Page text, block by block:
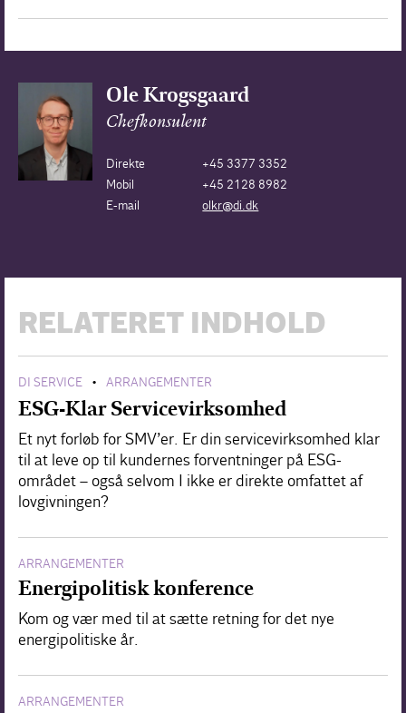
Ole Krogsgaard
Chefkonsulent
Direkte
+45 3377 3352
Mobil
+45 2128 8982
E-mail
olkr@di.dk
RELATERET INDHOLD
DI SERVICE • ARRANGEMENTER
ESG-Klar Servicevirksomhed
Et nyt forløb for SMV’er. Er din servicevirksomhed klar
til at leve op til kundernes forventninger på ESG-
området – også selvom I ikke er direkte omfattet af
lovgivningen?
ARRANGEMENTER
Energipolitisk konference
Kom og vær med til at sætte retning for det nye
energipolitiske år.
ARRANGEMENTER